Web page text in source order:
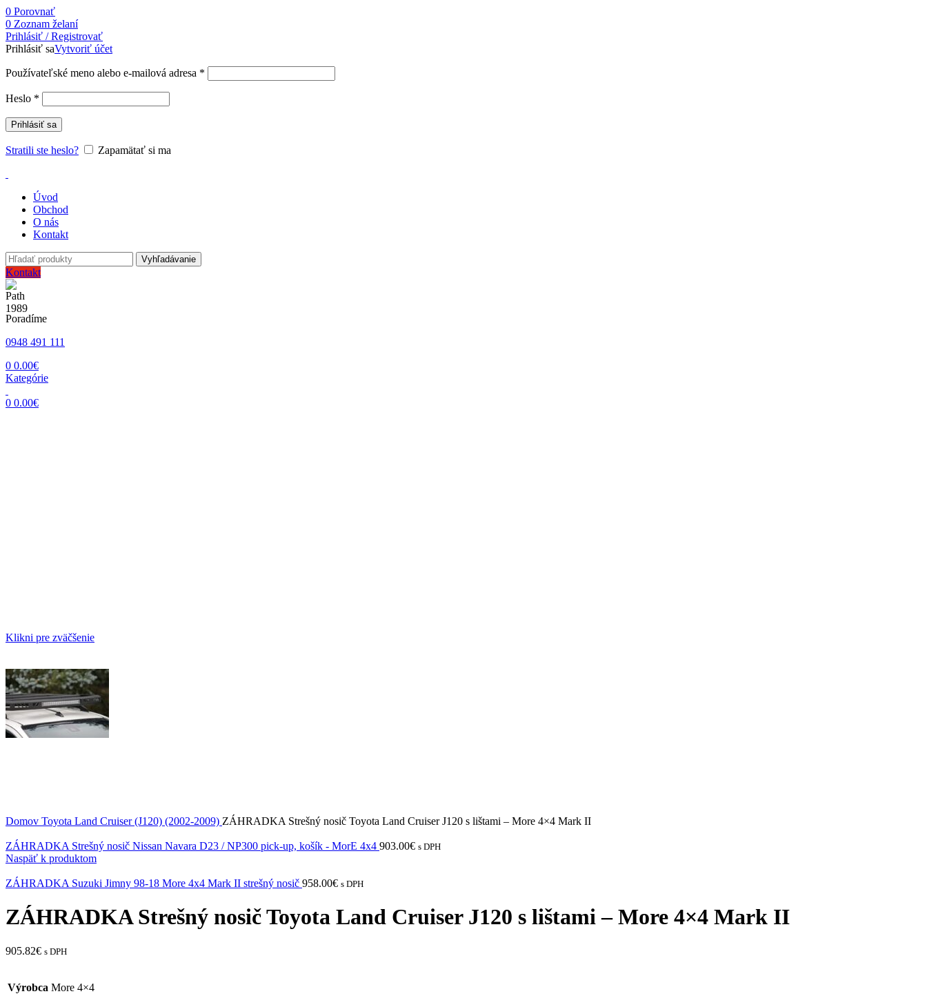
0 Porovnať
0 Zoznam želaní
Prihlásiť / Registrovať
Prihlásiť saVytvoriť účet
Používateľské meno alebo e-mailová adresa *
Heslo *
Prihlásiť sa
Stratili ste heslo? Zapamätať si ma
Úvod
Obchod
O nás
Kontakt
Vyhľadávanie
Kontakt
Poradíme
0948 491 111
0 0.00€
Kategórie
0 0.00€
Klikni pre zväčšenie
Domov Toyota Land Cruiser (J120) (2002-2009) ZÁHRADKA Strešný nosič Toyota Land Cruiser J120 s lištami – More 4×4 Mark II
ZÁHRADKA Strešný nosič Nissan Navara D23 / NP300 pick-up, košík - MorE 4x4 903.00€ s DPH
Naspäť k produktom
ZÁHRADKA Suzuki Jimny 98-18 More 4x4 Mark II strešný nosič 958.00€ s DPH
ZÁHRADKA Strešný nosič Toyota Land Cruiser J120 s lištami – More 4×4 Mark II
905.82€ s DPH
Výrobca More 4×4